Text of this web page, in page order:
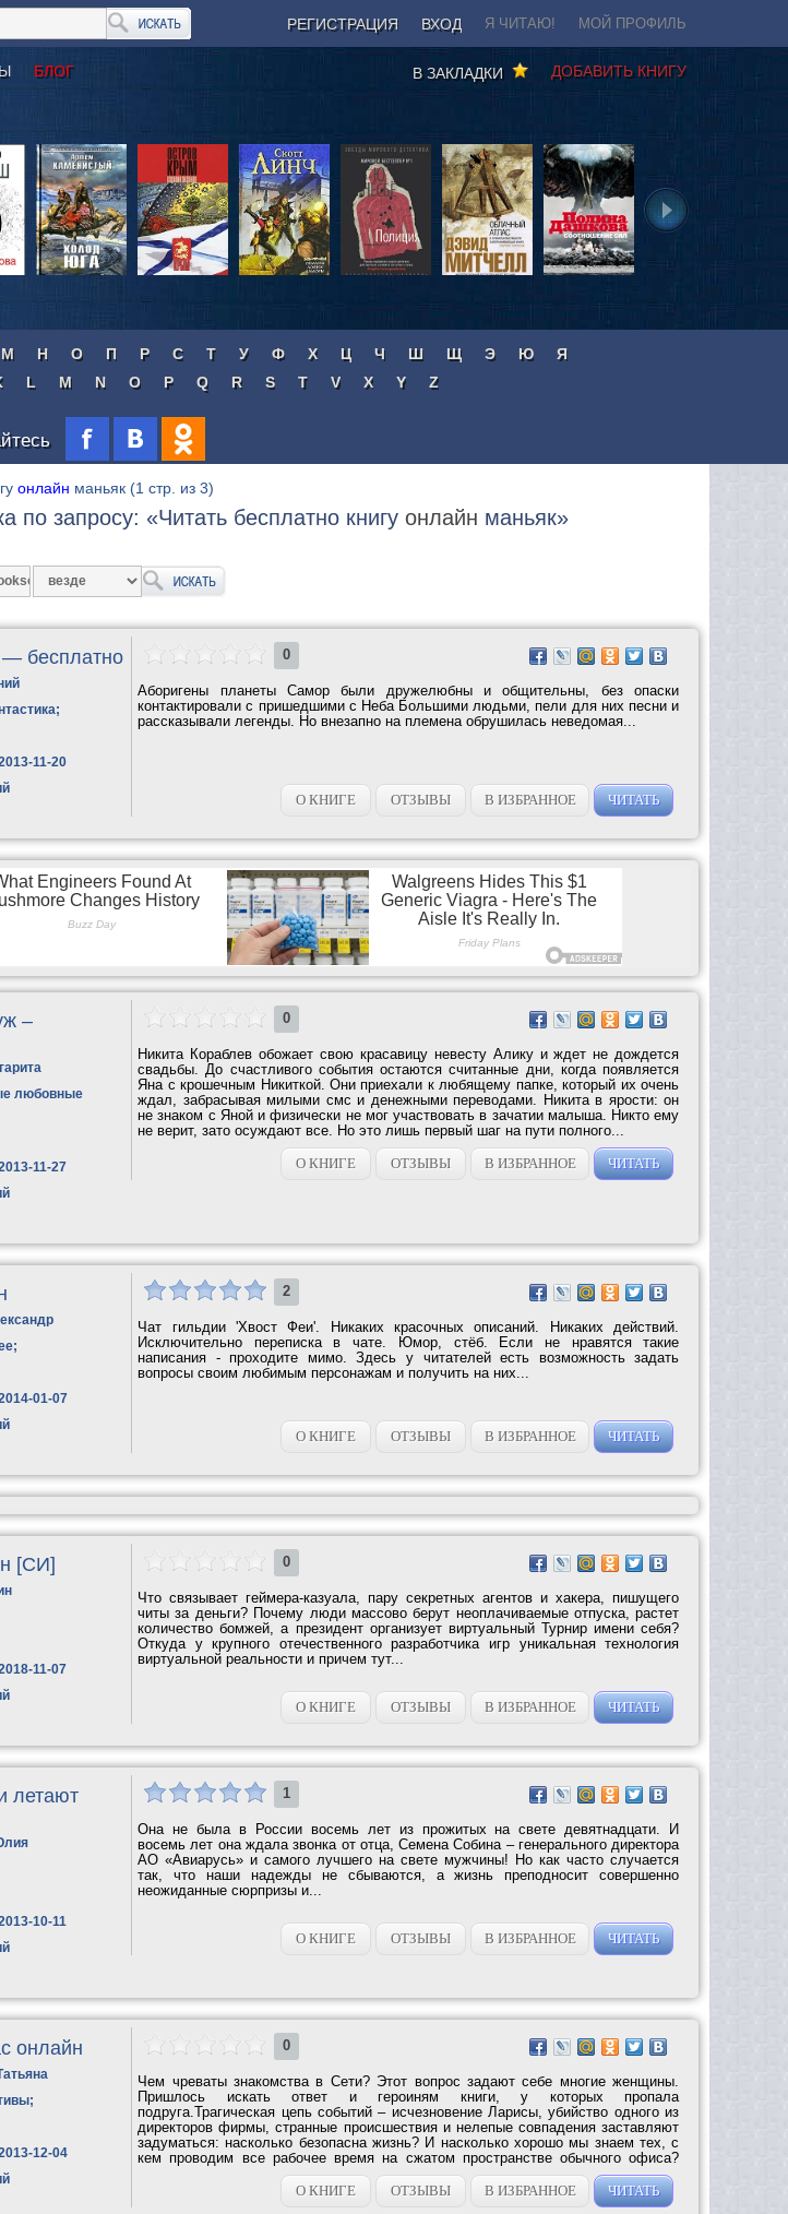
РЕГИСТРАЦИЯ ВХОД Я ЧИТАЮ! МОЙ ПРОФИЛЬ
БЛОГ ДОБАВИТЬ КНИГУ
В ЗАКЛАДКИ
М Н О П Р С Т У Ф Х Ц Ч Ш Щ Э Ю
Я
L M N O P Q R S T V X Y Z
онлайн маньяк (1 стр. из 3)
по запросу: «Читать бесплатно книгу онлайн маньяк»
бесплатно
;
11-20
0
Аборигены планеты Самор были дружелюбны и общительны, без опаски
контактировали с пришедшими с Неба Большими людьми, пели для них песни и
рассказывали легенды. Но внезапно на племена обрушилась неведомая...
О КНИГЕ ОТЗЫВЫ В ИЗБРАННОЕ ЧИТАТЬ
–
любовные
11-27
0
Никита Кораблев обожает свою красавицу невесту Алику и ждет не дождется
свадьбы. До счастливого события остаются считанные дни, когда появляется
Яна с крошечным Никиткой. Они приехали к любящему папке, который их очень
ждал, забрасывая милыми смс и денежными переводами. Никита в ярости: он
не знаком с Яной и физически не мог участвовать в зачатии малыша. Никто ему
не верит, зато осуждают все. Но это лишь первый шаг на пути полного...
О КНИГЕ
ОТЗЫВЫ В ИЗБРАННОЕ ЧИТАТЬ
;
01-07
2
Чат гильдии 'Хвост Феи'. Никаких красочных описаний. Никаких действий.
Исключительно переписка в чате. Юмор, стёб. Если не нравятся такие
написания - проходите мимо. Здесь у читателей есть возможность задать
вопросы своим любимым персонажам и получить на них...
О КНИГЕ ОТЗЫВЫ В ИЗБРАННОЕ ЧИТАТЬ
[СИ]
11-07
0
Что связывает геймера-казуала, пару секретных агентов и хакера, пишущего
читы за деньги? Почему люди массово берут неоплачиваемые отпуска, растет
количество бомжей, а президент организует виртуальный Турнир имени себя?
Откуда у крупного отечественного разработчика игр уникальная технология
виртуальной реальности и причем тут...
О КНИГЕ ОТЗЫВЫ В ИЗБРАННОЕ ЧИТАТЬ
летают
10-11
1
Она не была в России восемь лет из прожитых на свете девятнадцати. И
восемь лет она ждала звонка от отца, Семена Собина – генерального директора
АО «Авиарусь» и самого лучшего на свете мужчины! Но как часто случается
так, что наши надежды не сбываются, а жизнь преподносит совершенно
неожиданные сюрпризы и...
О КНИГЕ ОТЗЫВЫ В ИЗБРАННОЕ ЧИТАТЬ
онлайн
;
12-04
0
Чем чреваты знакомства в Сети? Этот вопрос задают себе многие женщины.
Пришлось искать ответ и героиням книги, у которых пропала
подруга.Трагическая цепь событий – исчезновение Ларисы, убийство одного из
директоров фирмы, странные происшествия и нелепые совпадения заставляют
задуматься: насколько безопасна жизнь? И насколько хорошо мы знаем тех, с
кем проводим все рабочее время на сжатом пространстве обычного офиса?
О КНИГЕ
ОТЗЫВЫ В ИЗБРАННОЕ ЧИТАТЬ